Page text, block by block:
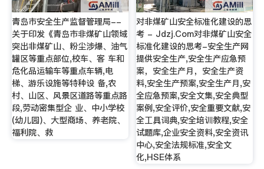
青岛市安全生产监督管理局--
关于印发《青岛市非煤矿山领域
突出非煤矿山、粉尘涉爆、油气
罐区等重点部位,校车、客 车和
危化品运输车等重点车辆,电
梯、游乐设施等特种设 备,农
村、山区、风景区道路等重点路
段,劳动密集型企 业、中小学校
(幼儿园)、大型商场、养老院、
福利院、救
对非煤矿山安全标准化建设的思
考 - Jdzj.Com对非煤矿山安全
标准化建设的思考-安全生产网
提供安全生产,安全生产应急预
案，安全生产月，安全生产资
料,安全生产预案,安全生产月,安
全应急预案,安全文集,安全典型
案例,安全评价,安全重要文献,安
全工具词典,安全培训教程,安全
试题库,企业安全资料,安全资讯
中心,安全法规标准,安全文
化,HSE体系